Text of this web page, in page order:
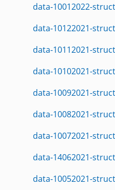
data-10012022-
data-10122021-
data-10112021-
data-10102021-
data-10092021-
data-10082021-
data-10072021-
data-14062021-
data-10052021-